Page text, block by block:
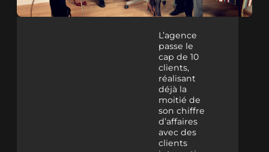
L’agence
passe le
cap de 10
clients,
réalisant
déjà la
moitié de
son chiffre
d’affaires
avec des
clients